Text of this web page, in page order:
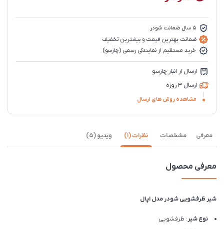
5 سال ضمانت شودر
ضمانت بهترین قیمت و بیشترین تخفیف
خرید مستقیم از نمایندگی رسمی (چارسو)
ارسال از انبار چارسو
ارسال 3 روزه
مشاهده روش های ارسال
معرفی مشخصات نظرات (1) ویدیو (5)
معرفی محصول
شیر ظرفشویی شودر مدل اپال
نوع شیر: ظرفشویی